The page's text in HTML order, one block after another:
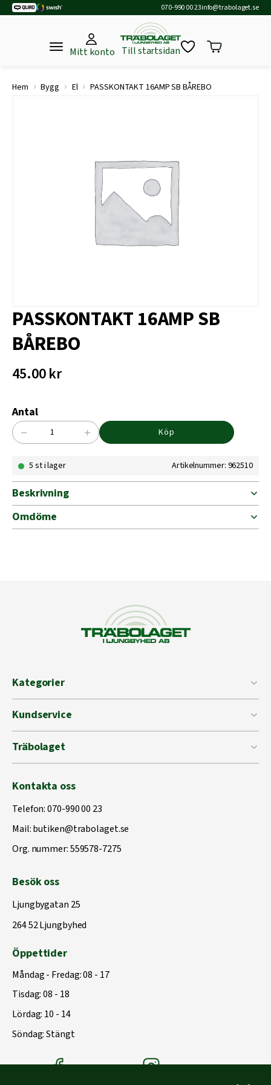
070-990 00 23info@trabolaget.se
Mitt konto Till startsidan
Hem › Bygg › El › PASSKONTAKT 16AMP SB BÅREBO
PASSKONTAKT 16AMP SB
BÅREBO
45.00kr
Antal
PASSKONTAKT
SB
mängd
− + Köp
5 st i lager Artikelnummer: 962510
Beskrivning
Omdöme
Kategorier
Kundservice
Träbolaget
Kontakta oss
Telefon:070-990 00 23
Mail:butiken@trabolaget.se
Org. nummer: 559578-7275
Besök oss
Ljungbygatan 25
264 52 Ljungbyhed
Öppettider
Måndag - Fredag: 08 - 17
Tisdag: 08 - 18
Lördag: 10 - 14
Söndag: Stängt